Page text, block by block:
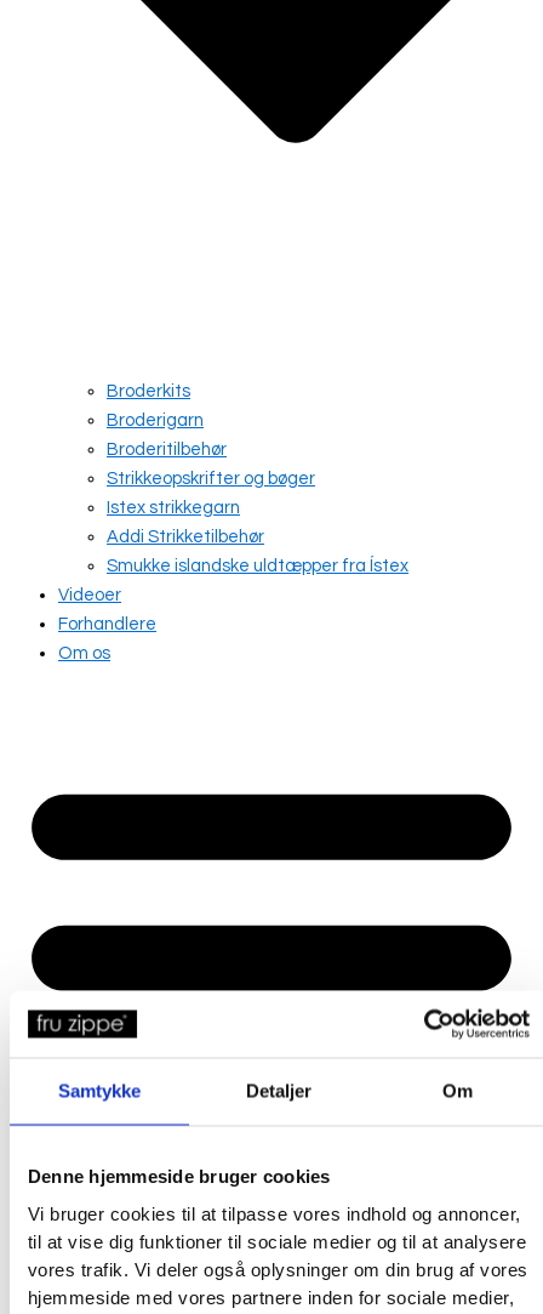
Samtykke Detaljer Om
Denne hjemmeside bruger cookies
Vi bruger cookies til at tilpasse vores indhold og annoncer,
til at vise dig funktioner til sociale medier og til at analysere
vores trafik. Vi deler også oplysninger om din brug af vores
hjemmeside med vores partnere inden for sociale medier,
Broderkits
Broderigarn
Broderitilbehør
Strikkeopskrifter og bøger
Istex strikkegarn
Addi Strikketilbehør
Smukke islandske uldtæpper fra Ístex
Videoer
Forhandlere
Om os